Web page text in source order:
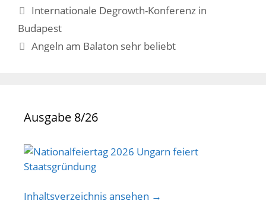
Internationale Degrowth-Konferenz in
Budapest
Angeln am Balaton sehr beliebt
Ausgabe 8/26
Inhaltsverzeichnis ansehen →